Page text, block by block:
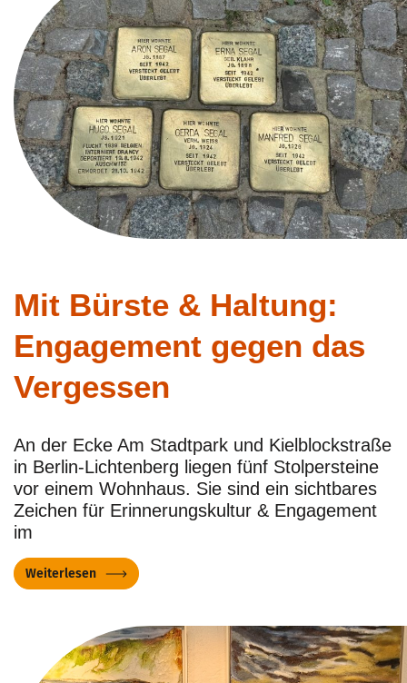
Mit Bürste & Haltung:
Engagement gegen das
Vergessen
An der Ecke Am Stadtpark und Kielblockstraße
in Berlin-Lichtenberg liegen fünf Stolpersteine
vor einem Wohnhaus. Sie sind ein sichtbares
Zeichen für Erinnerungskultur & Engagement
im
Weiterlesen